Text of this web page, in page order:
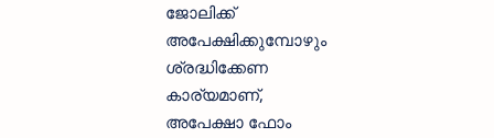
ജോലിക്ക്
അപേക്ഷിക്കുമ്പോഴും
ശ്രദ്ധിക്കേണ
കാര്യമാണ്,
അപേക്ഷാ ഫോം